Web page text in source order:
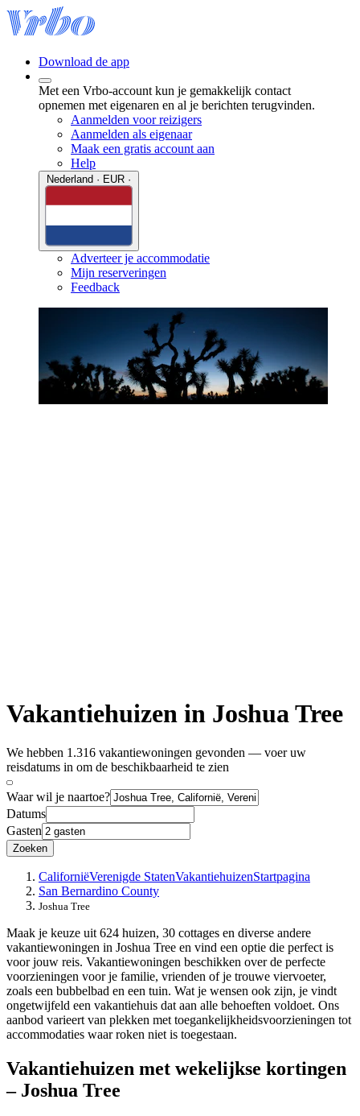
Download de app
Met een Vrbo-account kun je gemakkelijk contact
opnemen met eigenaren en al je berichten terugvinden.
Aanmelden voor reizigers
Aanmelden als eigenaar
Maak een gratis account aan
Help
Adverteer je accommodatie
Mijn reserveringen
Feedback
Vakantiehuizen in Joshua Tree
We hebben 1.316 vakantiewoningen gevonden — voer uw
reisdatums in om de beschikbaarheid te zien
Waar wil je naartoe?
Datums
Gasten
Zoeken
CaliforniëVerenigde StatenVakantiehuizenStartpagina
San Bernardino County
Joshua Tree
Maak je keuze uit 624 huizen, 30 cottages en diverse andere
vakantiewoningen in Joshua Tree en vind een optie die perfect is
voor jouw reis. Vakantiewoningen beschikken over de perfecte
voorzieningen voor je familie, vrienden of je trouwe viervoeter,
zoals een bubbelbad en een tuin. Wat je wensen ook zijn, je vindt
ongetwijfeld een vakantiehuis dat aan alle behoeften voldoet. Ons
aanbod varieert van plekken met toegankelijkheidsvoorzieningen tot
accommodaties waar roken niet is toegestaan.
Vakantiehuizen met wekelijkse kortingen
– Joshua Tree